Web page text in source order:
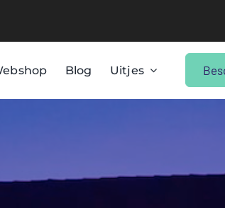
Blog Uitjes